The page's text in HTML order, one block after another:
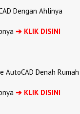
Dengan Ahlinya
➔ KLIK DISINI
AutoCAD Denah
➔ KLIK DISINI